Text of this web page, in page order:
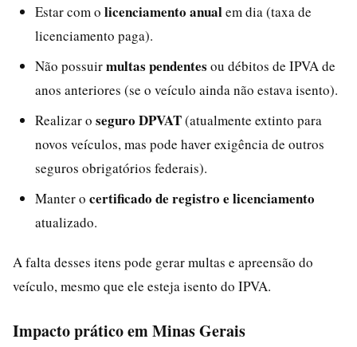
Estar com o licenciamento anualem dia (taxa de
licenciamento paga).
Não possuirmultas pendentes ou débitos de IPVA de
anos anteriores (se o veículo ainda não estava isento).
Realizar o seguro DPVAT(atualmente extinto para
novos veículos, mas pode haver exigência de outros
seguros obrigatórios federais).
Manter o certificado de registro e licenciamento
atualizado.
A falta desses itens pode gerar multas e apreensão do
veículo, mesmo que ele esteja isento do IPVA.
Impacto prático em Minas Gerais